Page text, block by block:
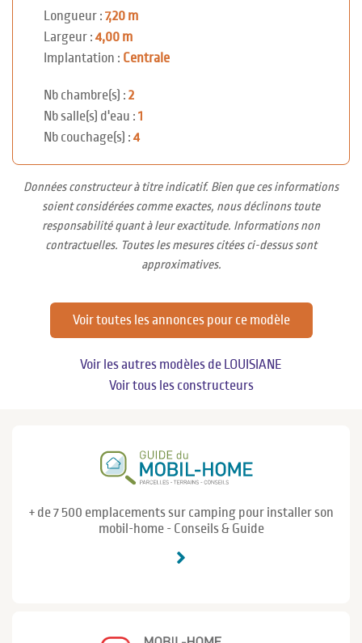
Longueur : 7,20 m
Largeur : 4,00 m
Implantation : Centrale
Nb chambre(s) : 2
Nb salle(s) d'eau : 1
Nb couchage(s) : 4
Données constructeur à titre indicatif. Bien que ces informations
soient considérées comme exactes, nous déclinons toute
responsabilité quant à leur exactitude. Informations non
contractuelles. Toutes les mesures citées ci-dessus sont
approximatives.
Voir toutes les annonces pour ce modèle
Voir les autres modèles de LOUISIANE
Voir tous les constructeurs
+ de 7 500 emplacements sur camping pour installer son
mobil-home - Conseils & Guide